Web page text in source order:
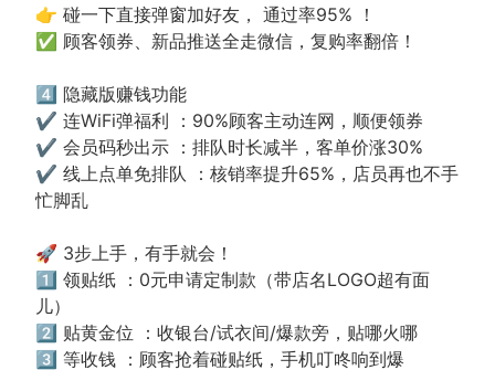
👉 碰一下直接弹窗加好友， 通过率95% ！
✅ 顾客领券、新品推送全走微信，复购率翻倍！
4️⃣ 隐藏版赚钱功能
✔️ 连WiFi弹福利 ：90%顾客主动连网，顺便领券
✔️ 会员码秒出示 ：排队时长减半，客单价涨30%
✔️ 线上点单免排队 ：核销率提升65%，店员再也不手
忙脚乱
🚀 3步上手，有手就会！
1️⃣ 领贴纸 ：0元申请定制款（带店名LOGO超有面
儿）
2️⃣ 贴黄金位 ：收银台/试衣间/爆款旁，贴哪火哪
3️⃣ 等收钱 ：顾客抢着碰贴纸，手机叮咚响到爆